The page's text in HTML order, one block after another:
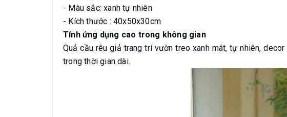
- Màu sắc: xanh tự nhiên
- Kích thước : 40x50x30cm
Tính ứng dụng cao trong không gian
Quả cầu rêu giả trang trí vườn treo xanh mát, tự nhiên,
trong thời gian dài.